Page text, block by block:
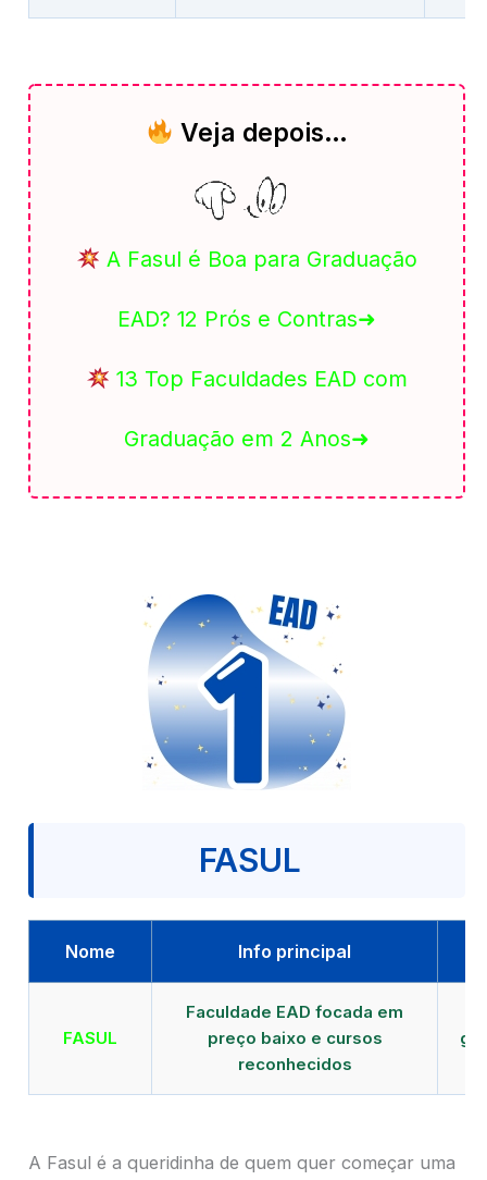
Veja depois…
A Fasul é Boa para Graduação
EAD? 12 Prós e Contras➜
13 Top Faculdades EAD com
Graduação em 2 Anos➜
FASUL
Nome Info principal
FASUL
Faculdade EAD focada em
preço baixo e cursos
reconhecidos
A Fasul é a queridinha de quem quer começar uma